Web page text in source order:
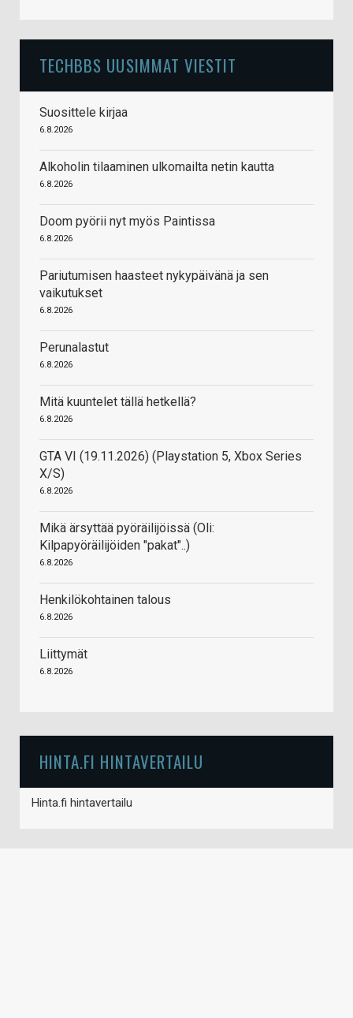
TECHBBS UUSIMMAT VIESTIT
Suosittele kirjaa
6.8.2026
Alkoholin tilaaminen ulkomailta netin kautta
6.8.2026
Doom pyörii nyt myös Paintissa
6.8.2026
Pariutumisen haasteet nykypäivänä ja sen
vaikutukset
6.8.2026
Perunalastut
6.8.2026
Mitä kuuntelet tällä hetkellä?
6.8.2026
GTA VI (19.11.2026) (Playstation 5, Xbox Series
X/S)
6.8.2026
Mikä ärsyttää pyöräilijöissä (Oli:
Kilpapyöräilijöiden "pakat"..)
6.8.2026
Henkilökohtainen talous
6.8.2026
Liittymät
6.8.2026
HINTA.FI HINTAVERTAILU
Hinta.fi hintavertailu